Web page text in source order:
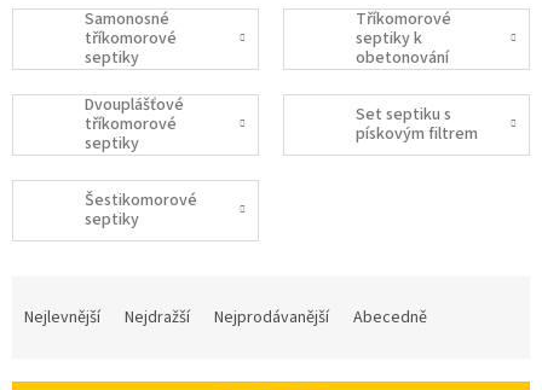
Samonosné
tříkomorové
septiky
Tříkomorové
septiky k
obetonování
Dvouplášťové
tříkomorové
septiky
Set septiku s
pískovým filtrem
Šestikomorové
septiky
Nejlevnější Nejdražší Nejprodávanější Abecedně